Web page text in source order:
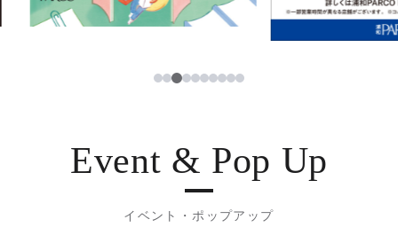
JP
123456789
Event & Pop Up
イベント・ポップアップ